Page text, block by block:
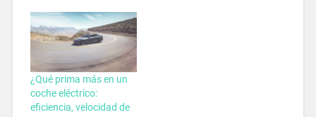
¿Qué prima más en un
coche eléctrico:
eficiencia, velocidad de